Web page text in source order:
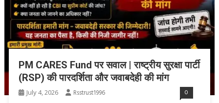
PM CARES Fund पर सवाल | राष्ट्रीय सुरक्षा पार्टी
(RSP) की पारदर्शिता और जवाबदेही की मांग
July 4, 2026 Rsstrust1996 0